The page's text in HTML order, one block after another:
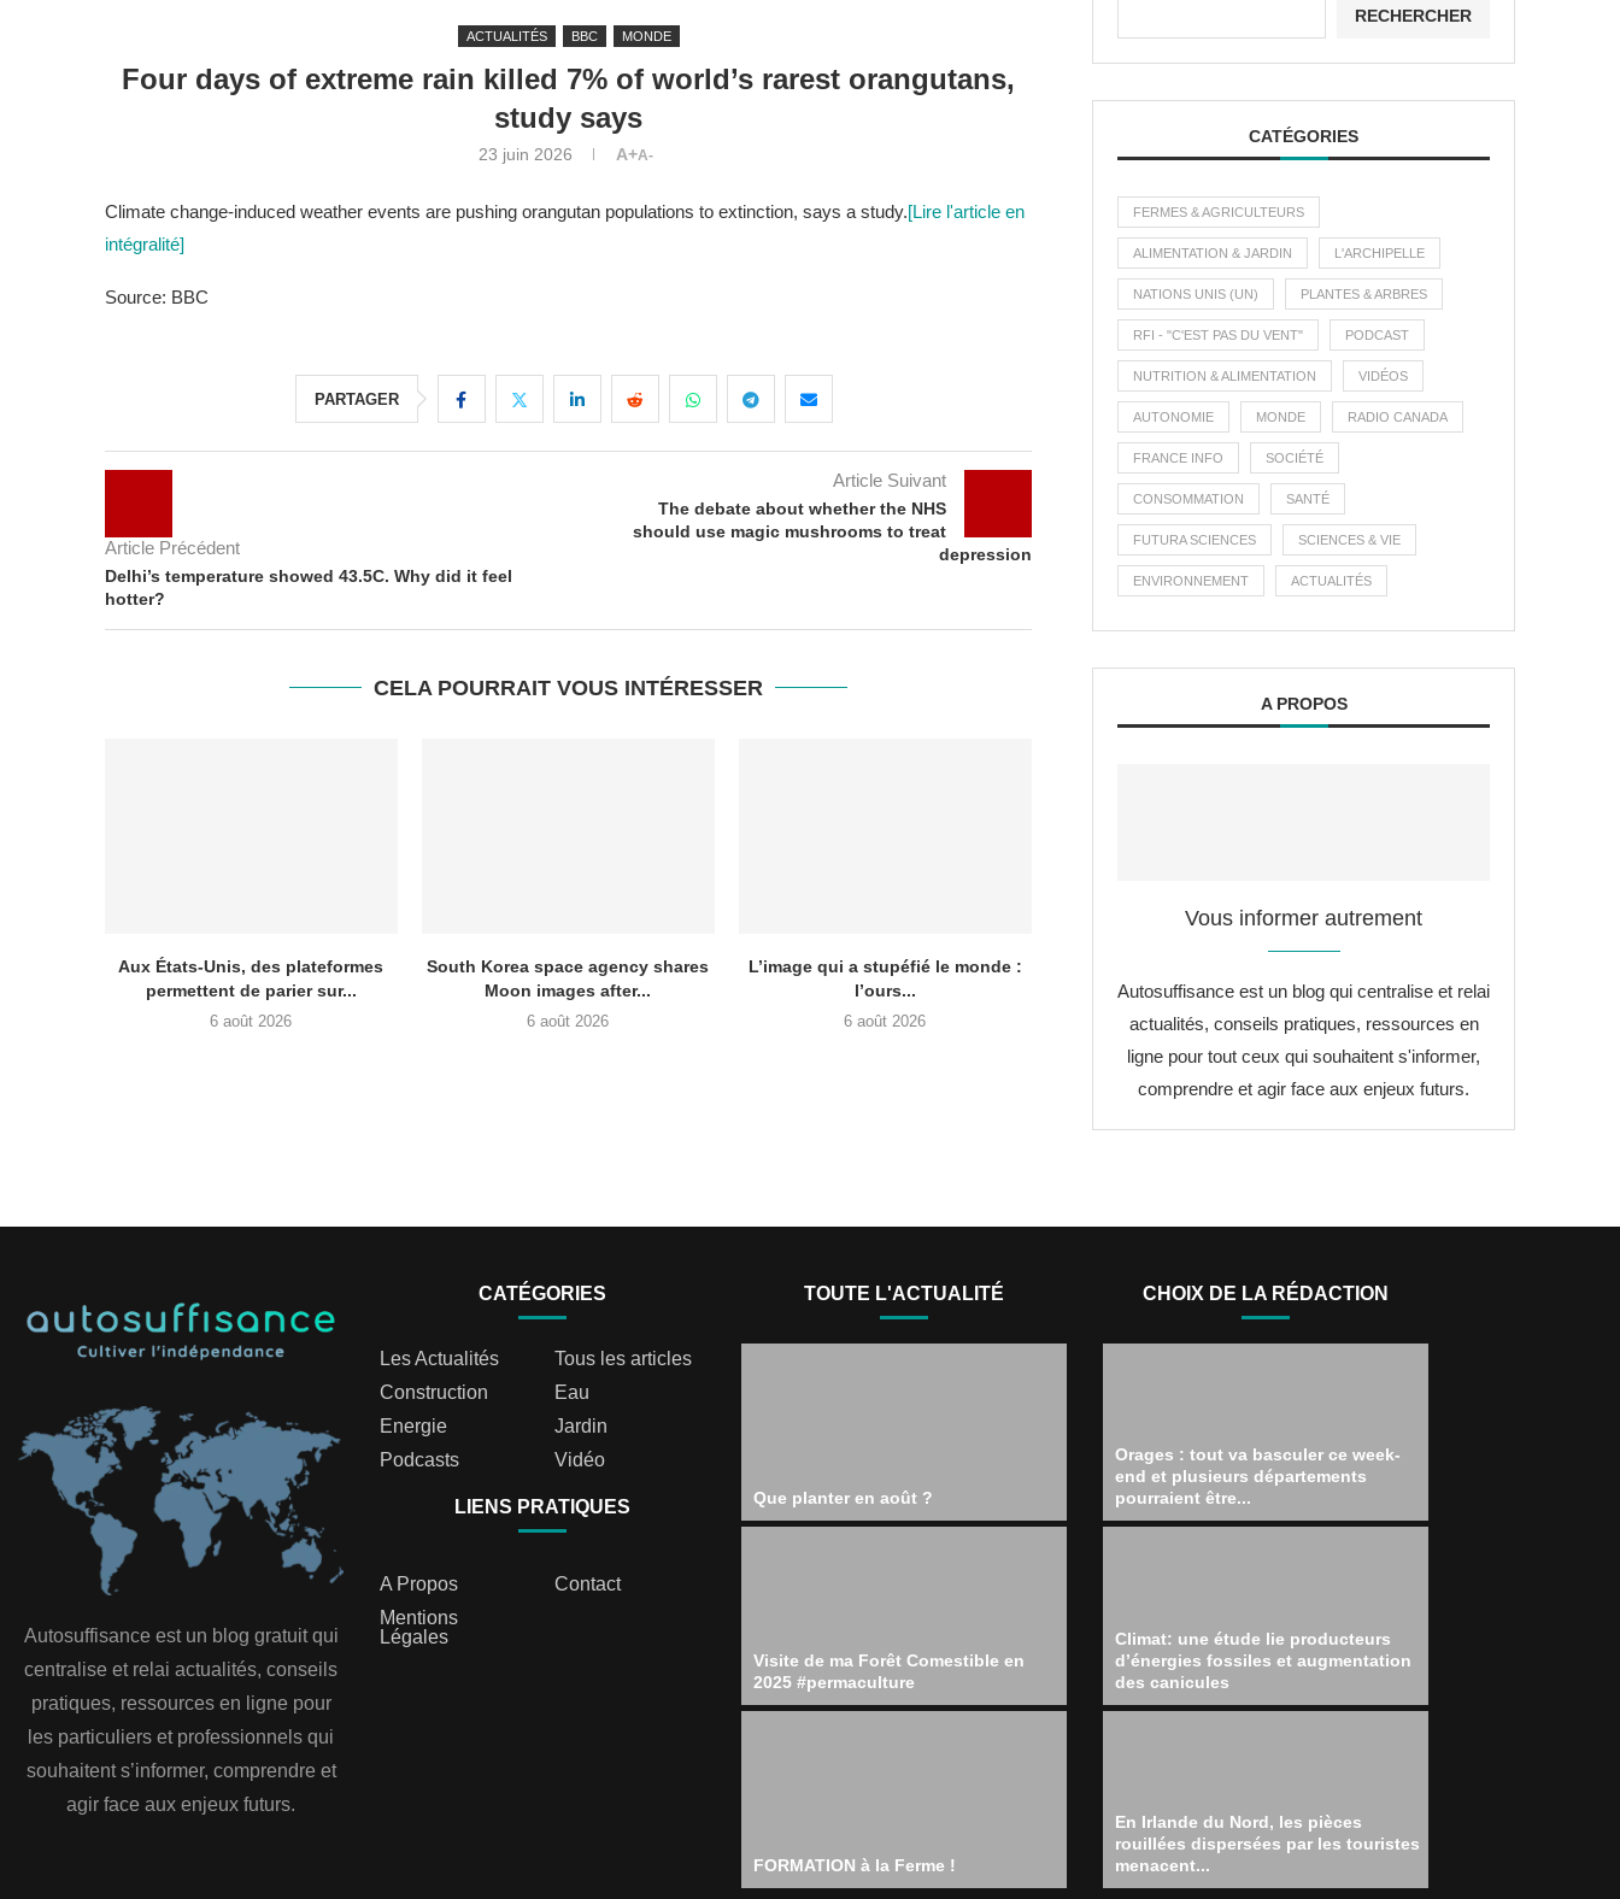
ACTUALITÉS BBC MONDE
Four days of extreme rain killed 7% of world’s rarest orangutans,
study says
23 juin 2026 A+A-
Climate change-induced weather events are pushing orangutan populations to extinction, says a study.[Lire l'article en
intégralité]
Source: BBC
PARTAGER
Article Précédent
Delhi’s temperature showed 43.5C. Why did it feel
hotter?
Article Suivant
The debate about whether the NHS
should use magic mushrooms to treat
depression
CELA POURRAIT VOUS INTÉRESSER
Aux États-Unis, des plateformes
permettent de parier sur...
6 août 2026
South Korea space agency shares
Moon images after...
6 août 2026
L’image qui a stupéfié le monde :
l’ours...
6 août 2026
RECHERCHER
CATÉGORIES
FERMES & AGRICULTEURS
ALIMENTATION & JARDIN L'ARCHIPELLE
NATIONS UNIS (UN) PLANTES & ARBRES
RFI - "C'EST PAS DU VENT" PODCAST
NUTRITION & ALIMENTATION VIDÉOS
AUTONOMIE MONDE RADIO CANADA
FRANCE INFO SOCIÉTÉ
CONSOMMATION SANTÉ
FUTURA SCIENCES SCIENCES & VIE
ENVIRONNEMENT ACTUALITÉS
A PROPOS
Vous informer autrement
Autosuffisance est un blog qui centralise et relai
actualités, conseils pratiques, ressources en
ligne pour tout ceux qui souhaitent s'informer,
comprendre et agir face aux enjeux futurs.
Autosuffisance est un blog gratuit qui
centralise et relai actualités, conseils
pratiques, ressources en ligne pour
les particuliers et professionnels qui
souhaitent s’informer, comprendre et
agir face aux enjeux futurs.
CATÉGORIES
Les Actualités
Tous les articles
Construction
Eau
Energie
Jardin
Podcasts
Vidéo
LIENS PRATIQUES
A Propos
Contact
Mentions
Légales
TOUTE L'ACTUALITÉ
Que planter en août ?
Visite de ma Forêt Comestible en
2025 #permaculture
FORMATION à la Ferme !
CHOIX DE LA RÉDACTION
Orages : tout va basculer ce week-
end et plusieurs départements
pourraient être...
Climat: une étude lie producteurs
d’énergies fossiles et augmentation
des canicules
En Irlande du Nord, les pièces
rouillées dispersées par les touristes
menacent...